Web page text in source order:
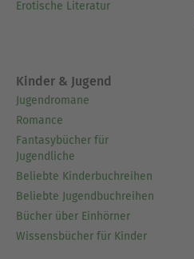
Erotische Literatur
Kinder & Jugend
Jugendromane
Romance
Fantasybücher für
Jugendliche
Beliebte Kinderbuchreihen
Beliebte Jugendbuchreihen
Bücher über Einhörner
Wissensbücher für Kinder